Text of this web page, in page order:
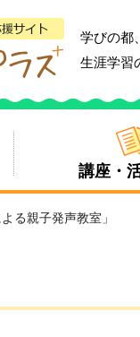
学びの都
生涯学習
講座・
る親子発声教室」